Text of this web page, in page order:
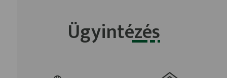
Ügyintézés